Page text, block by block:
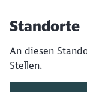
Standorte
An diesen
Stellen.